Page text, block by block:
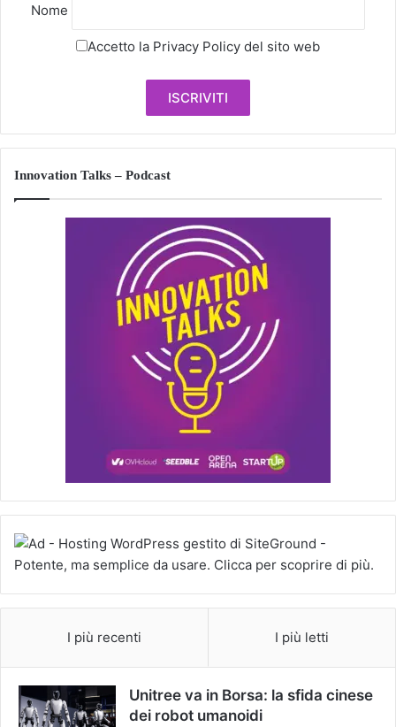
Nome
Accetto la Privacy Policy del sito web
Innovation Talks – Podcast
I più recenti I più letti
Unitree va in Borsa: la sfida cinese
dei robot umanoidi